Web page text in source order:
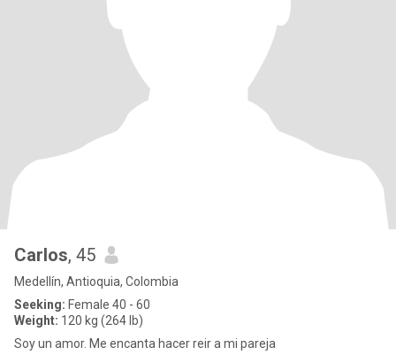
Carlos, 45
Medellín, Antioquia, Colombia
Seeking: Female 40 - 60
Weight: 120 kg (264 lb)
Soy un amor. Me encanta hacer reir a mi pareja